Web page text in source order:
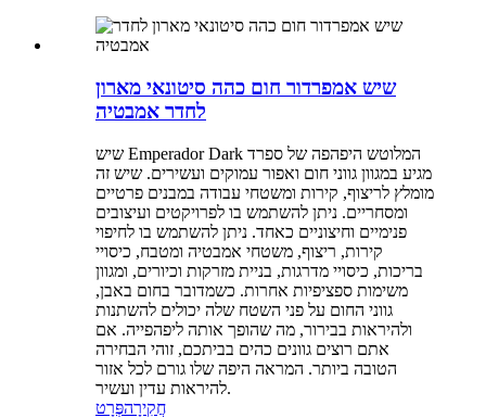
שיש אמפרדור חום כהה סיטונאי מארון
לחדר אמבטיה
שיש Emperador Dark המלוטש היפהפה של ספרד
מגיע במגוון גווני חום ואפור עמוקים ועשירים. שיש זה
מומלץ לריצוף, קירות ומשטחי עבודה במבנים פרטיים
ומסחריים. ניתן להשתמש בו לפרויקטים ועיצובים
פנימיים וחיצוניים כאחד. ניתן להשתמש בו לחיפוי
קירות, ריצוף, משטחי אמבטיה ומטבח, כיסויי
בריכות, כיסויי מדרגות, בניית מזרקות וכיורים, ומגוון
משימות ספציפיות אחרות. כשמדובר בחום באבן,
גווני החום על פני השטח שלה יכולים להשתנות
ולהיראות בבירור, מה שהופך אותה ליפהפייה. אם
אתם רוצים גוונים כהים בביתכם, זוהי הבחירה
הטובה ביותר. המראה היפה שלו גורם לכל אזור
להיראות עדין ועשיר.
חֲקִירָהפְּרָט